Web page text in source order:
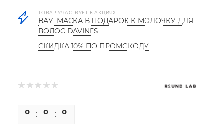
ТОВАР УЧАСТВУЕТ В АКЦИЯХ
ВАУ! МАСКА В ПОДАРОК К МОЛОЧКУ ДЛЯ
ВОЛОС DAVINES
СКИДКА 10% ПО ПРОМОКОДУ
0 0 0